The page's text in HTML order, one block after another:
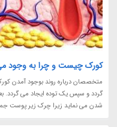
کورک چیست و چرا به وجود
متخصصان درباره روند بوجود آمدن
گردد و سپس یک توده ایجاد می گردد.
شدن می نماید زیرا چرک زیر پوست